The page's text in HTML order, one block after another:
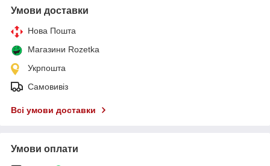
Умови доставки
Нова Пошта
Магазини Rozetka
Укрпошта
Самовивіз
Всі умови доставки
Умови оплати